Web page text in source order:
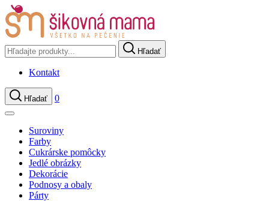
Hľadať
Kontakt
Hľadať 0
Suroviny
Farby
Cukrárske pomôcky
Jedlé obrázky
Dekorácie
Podnosy a obaly
Párty